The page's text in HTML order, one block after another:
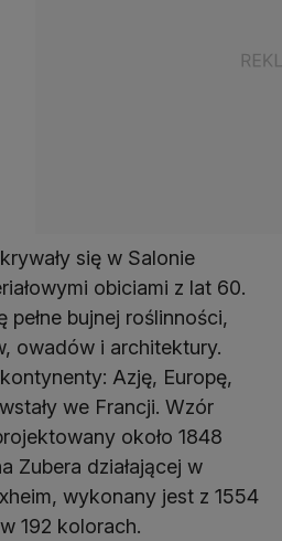
się w Salonie
obiciami z lat 60.
pełne bujnej roślinności,
owadów i architektury.
Azję, Europę,
we Francji. Wzór
około 1848
Zubera działającej w
wykonany jest z 1554
192 kolorach.